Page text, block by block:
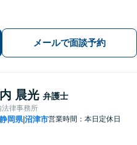
メールで面談予約
晨光 弁護士
法律事務所
静岡県|沼津市営業時間：本日定休日